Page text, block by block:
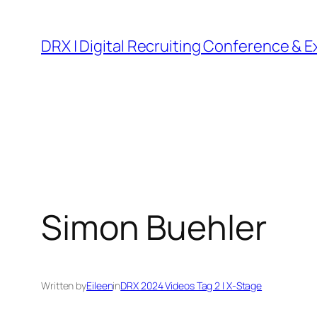
DRX | Digital Recruiting Conference &
Simon Buehler
Written byEileeninDRX 2024 Videos Tag 2 | X-Stage